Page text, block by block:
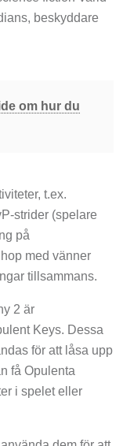
beskyddare
om hur du
t.ex.
strider (spelare
på
med vänner
tillsammans.
2 är
Keys. Dessa
för att låsa upp
få Opulenta
i spelet eller
dem för att